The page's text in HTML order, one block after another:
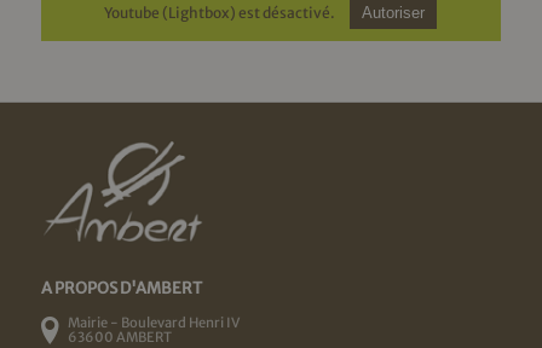
Youtube (Lightbox) est désactivé. Autoriser
A PROPOS D'AMBERT
Mairie - Boulevard Henri IV
63600 AMBERT